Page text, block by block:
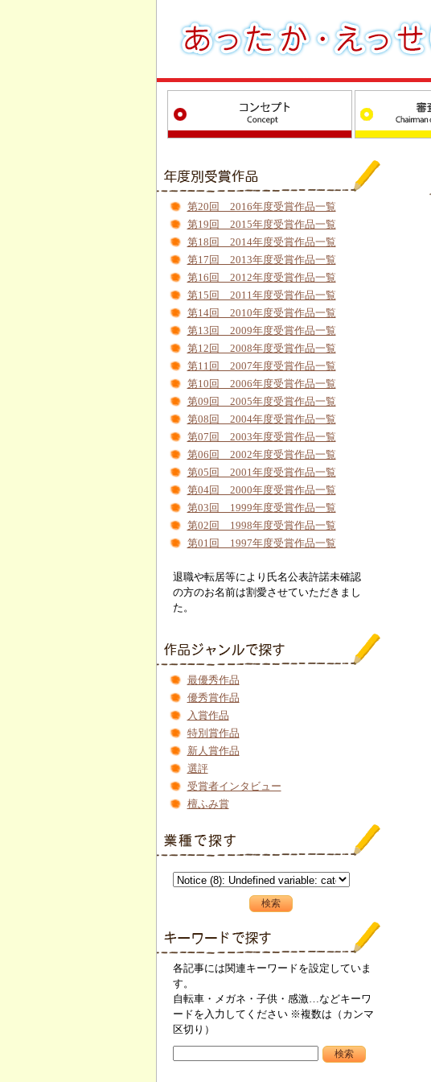
第20回 2016年度受賞作品一覧
第19回 2015年度受賞作品一覧
第18回 2014年度受賞作品一覧
第17回 2013年度受賞作品一覧
第16回 2012年度受賞作品一覧
第15回 2011年度受賞作品一覧
第14回 2010年度受賞作品一覧
第13回 2009年度受賞作品一覧
第12回 2008年度受賞作品一覧
第11回 2007年度受賞作品一覧
第10回 2006年度受賞作品一覧
第09回 2005年度受賞作品一覧
第08回 2004年度受賞作品一覧
第07回 2003年度受賞作品一覧
第06回 2002年度受賞作品一覧
第05回 2001年度受賞作品一覧
第04回 2000年度受賞作品一覧
第03回 1999年度受賞作品一覧
第02回 1998年度受賞作品一覧
第01回 1997年度受賞作品一覧
退職や転居等により氏名公表許諾未確認
の方のお名前は割愛させていただきまし
た。
最優秀作品
優秀賞作品
入賞作品
特別賞作品
新人賞作品
選評
受賞者インタビュー
檀ふみ賞
各記事には関連キーワードを設定していま
す。
自転車・メガネ・子供・感激…などキーワ
ードを入力してください ※複数は（カンマ
区切り）